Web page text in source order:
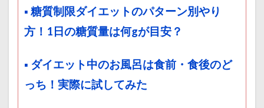
▪ 糖質制限ダイエットのパターン別やり
方！1日の糖質量は何gが目安？
▪ ダイエット中のお風呂は食前・食後のど
っち！実際に試してみた